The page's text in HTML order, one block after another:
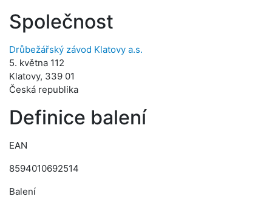
Společnost
Drůbežářský závod Klatovy a.s.
5. května 112
Klatovy, 339 01
Česká republika
Definice balení
EAN
8594010692514
Balení